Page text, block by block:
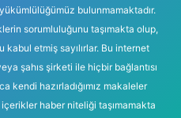
bulunmamaktadır.
sorumluluğunu taşımakta olup,
etmiş sayılırlar. Bu internet
şahıs şirketi ile hiçbir bağlantısı
kendi hazırladığımız makaleler
haber niteliği taşımamakta